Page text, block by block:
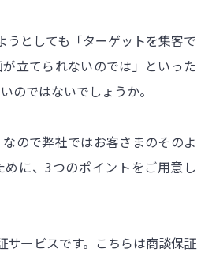
うとしても「ターゲットを集客で
立てられないのでは」といった
のではないでしょうか。
ので弊社ではお客さまのそのよ
めに、3つのポイントをご用意し
サービスです。こちらは商談保証